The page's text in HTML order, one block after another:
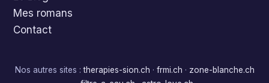
Mes romans
Contact
Nos autres sites :therapies-sion.ch · frmi.ch · zone-blanche.ch